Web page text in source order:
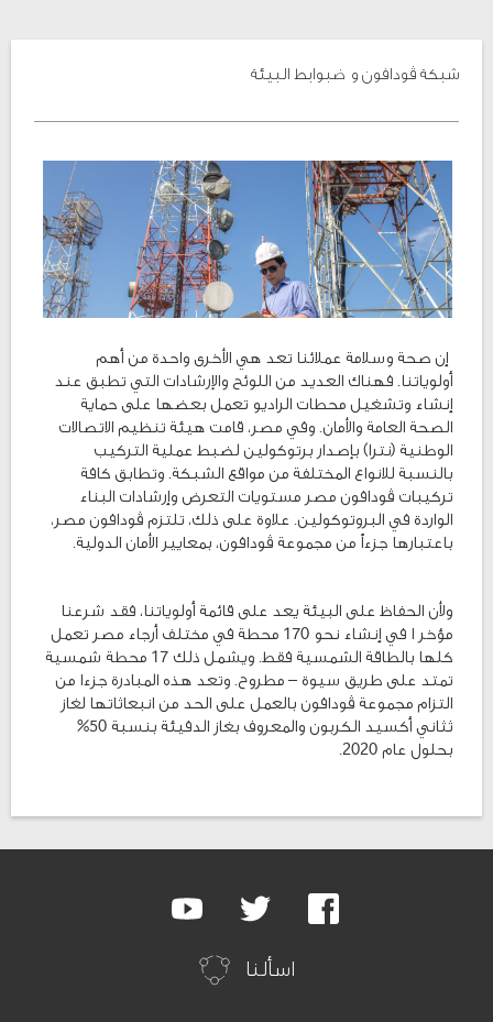
شبكة ڤودافون و ضبوابط البيئة
إن صحة وسلامة عملائنا تعد هي الأخرى واحدة من أهم
أولوياتنا. فهناك العديد من اللوئح والإرشادات التي تطبق عند
إنشاء وتشغيل محطات الراديو تعمل بعضها على حماية
الصحة العامة والأمان. وفي مصر، قامت هيئة تنظيم الاتصالات
الوطنية (نترا) بإصدار برتوكولين لضبط عملية التركيب
بالنسبة للانواع المختلفة من مواقع الشبكة. وتطابق كافة
تركيبات ڤودافون مصر مستويات التعرض وإرشادات البناء
الواردة في البروتوكولين. علاوة على ذلك، تلتزم ڤودافون مصر،
باعتبارها جزءاً من مجموعة ڤودافون، بمعايير الأمان الدولية.
ولأن الحفاظ على البيئة يعد على قائمة أولوياتنا، فقد شرعنا
مؤخر ا في إنشاء نحو 170 محطة في مختلف أرجاء مصر تعمل
كلها بالطاقة الشمسية فقط. ويشمل ذلك 17 محطة شمسية
تمتد على طريق سيوة – مطروح. وتعد هذه المبادرة جزءا من
التزام مجموعة ڤودافون بالعمل على الحد من انبعاثاتها لغاز
ثثاني أكسيد الكربون والمعروف بغاز الدفيئة بنسبة 50%
بحلول عام 2020.
Facebook
Twitter
Youtube
اسألنا